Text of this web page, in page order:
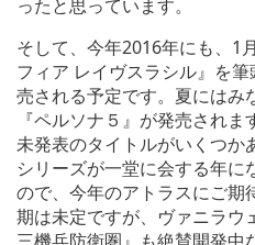
ったと思っています。
そして、今年2016年にも、1
フィア レイヴスラシル』を
売される予定です。夏にはみ
『ペルソナ５』が発売され
未発表のタイトルがいくつか
シリーズが一堂に会する年
ので、今年のアトラスにご
期は未定ですが、ヴァニラウ